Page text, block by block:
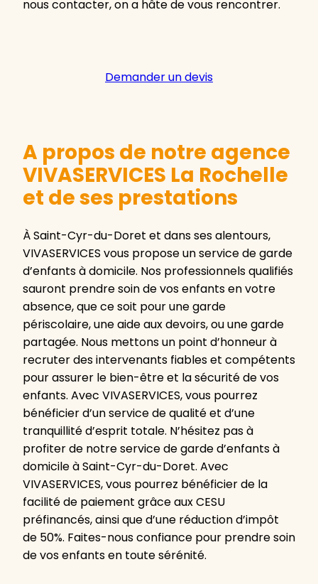
nous contacter, on a hâte de vous rencontrer.
Demander un devis
A propos de notre agence
VIVASERVICES La Rochelle
et de ses prestations
À Saint-Cyr-du-Doret et dans ses alentours,
VIVASERVICES vous propose un service de garde
d’enfants à domicile. Nos professionnels qualifiés
sauront prendre soin de vos enfants en votre
absence, que ce soit pour une garde
périscolaire, une aide aux devoirs, ou une garde
partagée. Nous mettons un point d’honneur à
recruter des intervenants fiables et compétents
pour assurer le bien-être et la sécurité de vos
enfants. Avec VIVASERVICES, vous pourrez
bénéficier d’un service de qualité et d’une
tranquillité d’esprit totale. N’hésitez pas à
profiter de notre service de garde d’enfants à
domicile à Saint-Cyr-du-Doret. Avec
VIVASERVICES, vous pourrez bénéficier de la
facilité de paiement grâce aux CESU
préfinancés, ainsi que d’une réduction d’impôt
de 50%. Faites-nous confiance pour prendre soin
de vos enfants en toute sérénité.